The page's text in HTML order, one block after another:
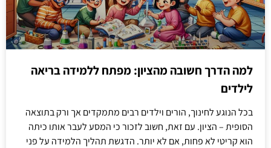
למה הדרך חשובה מהציון: מפתח ללמידה בריאה
לילדים
בכל הנוגע לחינוך, הורים וילדים רבים מתמקדים אך ורק בתוצאה
הסופית – הציון. עם זאת, חשוב לזכור כי המסע לעבר אותו כיתה
הוא קריטי לא פחות, אם לא יותר. הדגשת תהליך הלמידה על פני